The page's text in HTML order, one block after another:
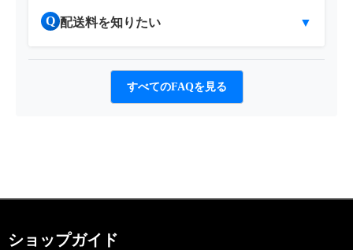
Q 配送料を知りたい ▼
すべてのFAQを見る
ショップガイド